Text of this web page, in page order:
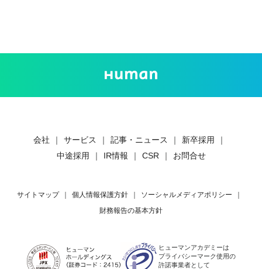
会社 ｜ サービス ｜ 記事・ニュース ｜ 新卒採用
｜
中途採用
｜ IR情報 ｜ CSR ｜ お問合せ
サイトマップ ｜ 個人情報保護方針 ｜ ソーシャルメディアポリシー
｜
財務報告の基本方針
ヒューマンアカデミーは
プライバシーマーク使用の
許諾事業者として